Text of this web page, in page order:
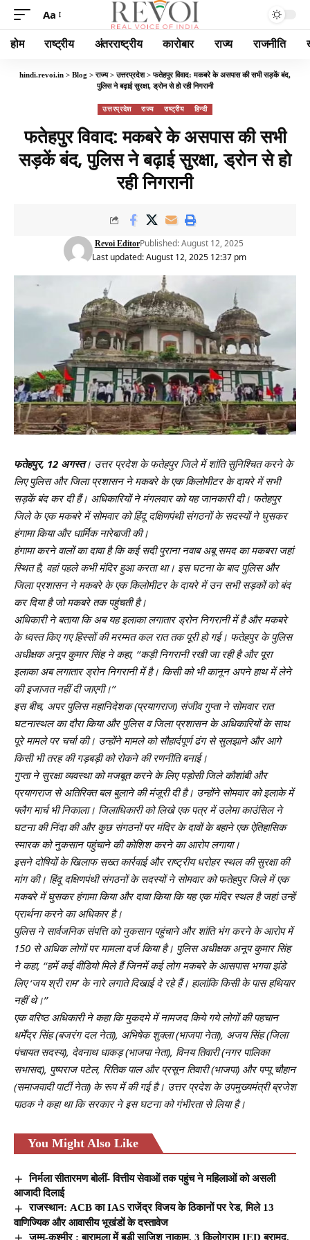
Aa
होम राष्ट्रीय अंतरराष्ट्रीय कारोबार राज्य राजनीति
hindi.revoi.in > Blog >राज्य>उत्तरप्रदेश>फतेहपुर विवाद: मकबरे के असपास की सभी सड़कें बंद,
पुलिस ने बढ़ाई सुरक्षा, ड्रोन से हो रही निगरानी
उत्तरप्रदेश राज्य राष्ट्रीय हिन्दी
फतेहपुर विवाद: मकबरे के असपास की सभी
सड़कें बंद, पुलिस ने बढ़ाई सुरक्षा, ड्रोन से हो
रही निगरानी
Last updated: August 12, 2025 12:37 pm
Revoi EditorPublished: August 12, 2025
फतेहपुर, 12 अगस्त। उत्तर प्रदेश के फतेहपुर जिले में शांति सुनिश्चित करने के
लिए पुलिस और जिला प्रशासन ने मकबरे के एक किलोमीटर के दायरे में सभी
सड़कें बंद कर दी हैं। अधिकारियों ने मंगलवार को यह जानकारी दी। फतेहपुर
जिले के एक मकबरे में सोमवार को हिंदू दक्षिणपंथी संगठनों के सदस्यों ने घुसकर
हंगामा किया और धार्मिक नारेबाजी की।
हंगामा करने वालों का दावा है कि कई सदी पुराना नवाब अबू समद का मकबरा जहां
स्थित है, वहां पहले कभी मंदिर हुआ करता था। इस घटना के बाद पुलिस और
जिला प्रशासन ने मकबरे के एक किलोमीटर के दायरे में उन सभी सड़कों को बंद
कर दिया है जो मकबरे तक पहुंचती है।
अधिकारी ने बताया कि अब यह इलाका लगातार ड्रोन निगरानी में है और मकबरे
के ध्वस्त किए गए हिस्सों की मरम्मत कल रात तक पूरी हो गई। फतेहपुर के पुलिस
अधीक्षक अनूप कुमार सिंह ने कहा, ‘‘कड़ी निगरानी रखी जा रही है और पूरा
इलाका अब लगातार ड्रोन निगरानी में है। किसी को भी कानून अपने हाथ में लेने
की इजाजत नहीं दी जाएगी।’’
इस बीच, अपर पुलिस महानिदेशक (प्रयागराज) संजीव गुप्ता ने सोमवार रात
घटनास्थल का दौरा किया और पुलिस व जिला प्रशासन के अधिकारियों के साथ
पूरे मामले पर चर्चा की। उन्होंने मामले को सौहार्दपूर्ण ढंग से सुलझाने और आगे
किसी भी तरह की गड़बड़ी को रोकने की रणनीति बनाई।
गुप्ता ने सुरक्षा व्यवस्था को मजबूत करने के लिए पड़ोसी जिले कौशांबी और
प्रयागराज से अतिरिक्त बल बुलाने की मंजूरी दी है। उन्होंने सोमवार को इलाके में
फ्लैग मार्च भी निकाला। जिलाधिकारी को लिखे एक पत्र में उलेमा काउंसिल ने
घटना की निंदा की और कुछ संगठनों पर मंदिर के दावों के बहाने एक ऐतिहासिक
स्मारक को नुकसान पहुंचाने की कोशिश करने का आरोप लगाया।
इसने दोषियों के खिलाफ सख्त कार्रवाई और राष्ट्रीय धरोहर स्थल की सुरक्षा की
मांग की। हिंदू दक्षिणपंथी संगठनों के सदस्यों ने सोमवार को फतेहपुर जिले में एक
मकबरे में घुसकर हंगामा किया और दावा किया कि यह एक मंदिर स्थल है जहां उन्हें
प्रार्थना करने का अधिकार है।
पुलिस ने सार्वजनिक संपत्ति को नुकसान पहुंचाने और शांति भंग करने के आरोप में
150 से अधिक लोगों पर मामला दर्ज किया है। पुलिस अधीक्षक अनूप कुमार सिंह
ने कहा, ‘‘हमें कई वीडियो मिले हैं जिनमें कई लोग मकबरे के आसपास भगवा झंडे
लिए ‘जय श्री राम’ के नारे लगाते दिखाई दे रहे हैं। हालांकि किसी के पास हथियार
नहीं थे।’’
एक वरिष्ठ अधिकारी ने कहा कि मुकदमे में नामजद किये गये लोगों की पहचान
धर्मेंद्र सिंह (बजरंग दल नेता), अभिषेक शुक्ला (भाजपा नेता), अजय सिंह (जिला
पंचायत सदस्य), देवनाथ धाकड़ (भाजपा नेता), विनय तिवारी (नगर पालिका
सभासद), पुष्पराज पटेल, रितिक पाल और प्रसून तिवारी (भाजपा) और पप्पू चौहान
(समाजवादी पार्टी नेता) के रूप में की गई है। उत्तर प्रदेश के उपमुख्यमंत्री ब्रजेश
पाठक ने कहा था कि सरकार ने इस घटना को गंभीरता से लिया है।
You Might Also Like
निर्मला सीतारमण बोलीं- वित्तीय सेवाओं तक पहुंच ने महिलाओं को असली
आजादी दिलाई
राजस्थान: ACB का IAS राजेंद्र विजय के ठिकानों पर रेड, मिले 13
वाणिज्यिक और आवासीय भूखंडों के दस्तावेज
जम्मू-कश्मीर : बारामूला में बड़ी साजिश नाकाम, 3 किलोग्राम IED बरामद,